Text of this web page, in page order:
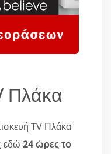
Πλάκα
TV Πλάκα
εδώ 24 ώρες το